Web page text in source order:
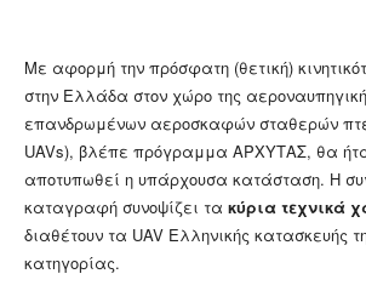
Με αφορμή την πρόσφατη (θετική)
στην Ελλάδα στον χώρο της
επανδρωμένων αεροσκαφών σταθερών
UAVs), βλέπε πρόγραμμα ΑΡΧΥΤΑΣ, θα
αποτυπωθεί η υπάρχουσα κατάσταση. Η
καταγραφή συνοψίζει τα κύρια τεχνικά
διαθέτουν τα UAV Ελληνικής κατασκευής
κατηγορίας.